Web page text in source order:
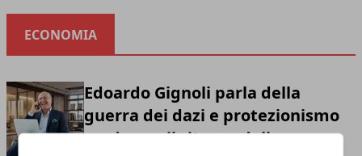
ECONOMIA
Edoardo Gignoli parla della
guerra dei dazi e protezionismo
moderno: il ritorno della